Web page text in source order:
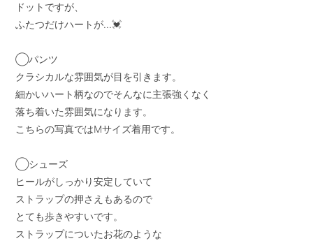
ドットですが、
ふたつだけハートが...💓
◯パンツ
クラシカルな雰囲気が目を引きます。
細かいハート柄なのでそんなに主張強くなく
落ち着いた雰囲気になります。
こちらの写真ではMサイズ着用です。
◯シューズ
ヒールがしっかり安定していて
ストラップの押さえもあるので
とても歩きやすいです。
ストラップについたお花のような